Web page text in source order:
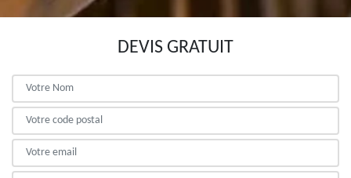
DEVIS GRATUIT